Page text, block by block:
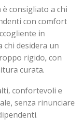
consigliato a chi
con comfort
in
chi desidera un
rigido, con
curata.
confortevoli e
senza rinunciare